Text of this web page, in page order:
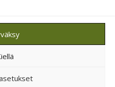
Säätiö
huomioitu
jaehdot